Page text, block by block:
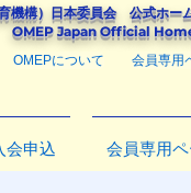
機構） 日本委員会公式ホー
​OMEP Japan Official
OMEPについて 会員専用
会申込 会員専用